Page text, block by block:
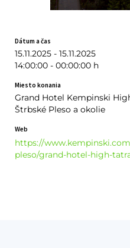
Dátum a čas
15.11.2025 - 15.11.2025
14:00:00 - 00:00:00 h
Miesto konania
Grand Hotel Kempinski
Štrbské Pleso a okolie
Web
https://
pleso/grand-hotel-high-